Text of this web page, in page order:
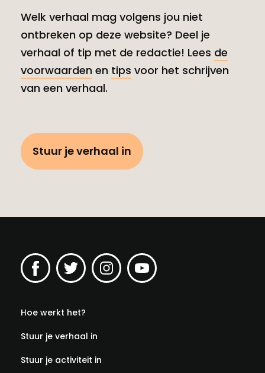
Welk verhaal mag volgens jou niet
ontbreken op deze website? Deel je
verhaal of tip met de redactie! Lees de
voorwaarden en tips voor het schrijven
van een verhaal.
Stuur je verhaal in
Hoe werkt het?
Stuur je verhaal in
Stuur je activiteit in